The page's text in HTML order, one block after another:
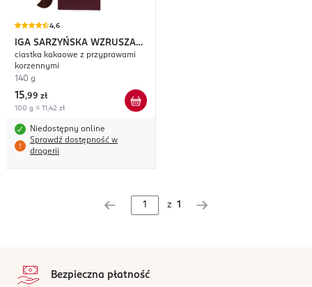
4,6
IGA SARZYŃSKA WZRUSZA
TORUŃ Wykwintne
ciastka kakaowe z przyprawami
korzennymi
140 g
15,99 zł
100 g = 11,42 zł
Niedostępny online
Sprawdź dostępność w
drogerii
z 1
Bezpieczna płatność